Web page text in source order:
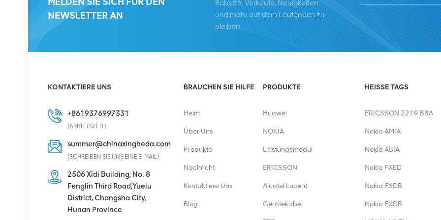
KRC 161 893/1
Funkfernbedienung
WD5M215909GB für
(2*60 W)
DETAILS ANZEIGEN
HUAWEI UBBPg1a
03050BYF für Huawei
DETAILS ANZEIGEN
Eltek Flatpack S
NEWSLETTER AN
Rabatte, Verkäufe, Neuigkeiten
und mehr auf dem Laufenden zu
bleiben.
KONTAKTIERE UNS
+8619376997331
(ARBEITSZEIT)
summer@chinaxingheda.com
(SCHREIBEN SIE UNS EINE E-MAIL)
2506 Xidi Building, No. 8
Fenglin Third Road,Yuelu
District, Changsha City,
Hunan Province
BRAUCHEN SIE HILFE
Heim
Über Uns
Produkte
Nachricht
Kontaktiere Uns
Blog
PRODUKTE
Huawei
NOKIA
Leistungsmodul
ERICSSON
Alcatel Lucent
Gerätekabel
HEISSE TAGS
ERICSSON 2219 B8A
Nokia AMIA
Nokia ABIA
Nokia FXED
Nokia FXDB
Nokia FXDB